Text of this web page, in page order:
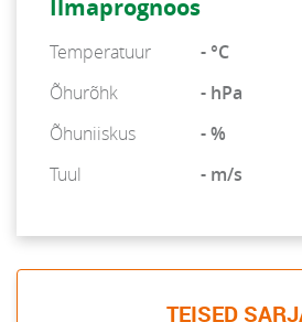
Ilmaprognoos
Temperatuur
- °C
Õhurõhk
- hPa
Õhuniiskus
- %
Tuul
- m/s
TEISED